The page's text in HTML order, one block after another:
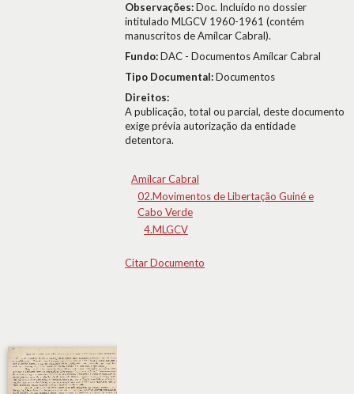
Observações:Doc. Incluído no dossier
intitulado MLGCV 1960-1961 (contém
manuscritos de Amílcar Cabral).
Fundo:DAC - Documentos Amílcar Cabral
Tipo Documental:Documentos
Direitos:
A publicação, total ou parcial, deste documento
exige prévia autorização da entidade
detentora.
Amílcar Cabral
02.Movimentos de Libertação Guiné e
Cabo Verde
4.MLGCV
Citar Documento